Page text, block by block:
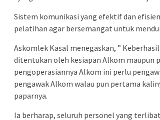
Sistem komunikasi yang efektif dan
pelatihan agar bersemangat untuk
Askomlek Kasal menegaskan, ”
ditentukan oleh kesiapan Alkom maupun
pengoperasiannya Alkom ini perlu
pengawak Alkom walau pun pertama
paparnya.
Ia berharap, seluruh personel yang